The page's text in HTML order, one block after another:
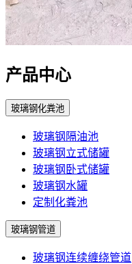
产品中心
玻璃钢化粪池
玻璃钢隔油池
玻璃钢立式储罐
玻璃钢卧式储罐
玻璃钢水罐
定制化粪池
玻璃钢管道
玻璃钢连续缠绕管道